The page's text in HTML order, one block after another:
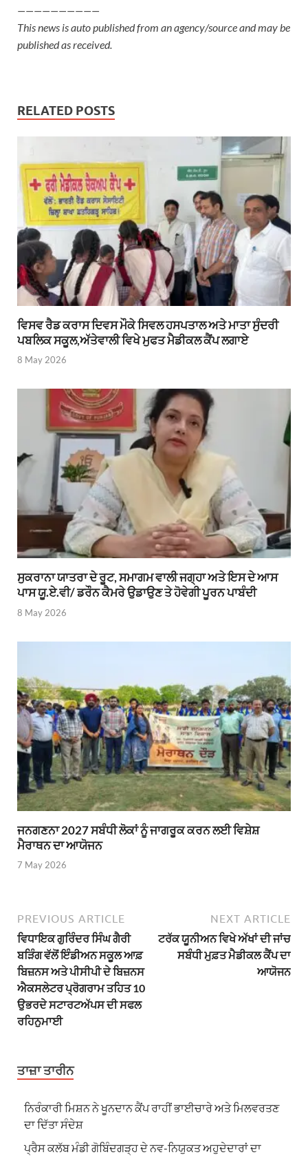
——————————
This news is auto published from an agency/source and may be
published as received.
RELATED POSTS
ਵਿਸਵ ਰੈਡ ਕਰਾਸ ਦਿਵਸ ਮੌਕੇ ਸਿਵਲ ਹਸਪਤਾਲ ਅਤੇ ਮਾਤਾ ਸੁੰਦਰੀ
ਪਬਲਿਕ ਸਕੂਲ,ਅੱਤੇਵਾਲੀ ਵਿਖੇ ਮੁਫਤ ਮੈਡੀਕਲ ਕੈਂਪ ਲਗਾਏ
8 May 2026
ਸੁਕਰਾਨਾ ਯਾਤਰਾ ਦੇ ਰੂਟ, ਸਮਾਗਮ ਵਾਲੀ ਜਗ੍ਹਾ ਅਤੇ ਇਸ ਦੇ ਆਸ
ਪਾਸ ਯੂ.ਏ.ਵੀ/ ਡਰੌਨ ਕੈਮਰੇ ਉਡਾਉਣ ਤੇ ਹੋਵੇਗੀ ਪੂਰਨ ਪਾਬੰਦੀ
8 May 2026
ਜਨਗਣਨਾ 2027 ਸਬੰਧੀ ਲੋਕਾਂ ਨੂੰ ਜਾਗਰੂਕ ਕਰਨ ਲਈ ਵਿਸ਼ੇਸ਼
ਮੈਰਾਥਨ ਦਾ ਆਯੋਜਨ
7 May 2026
PREVIOUS ARTICLE
ਵਿਧਾਇਕ ਗੁਰਿੰਦਰ ਸਿੰਘ ਗੈਰੀ
ਬੜਿੰਗ ਵੱਲੋਂ ਇੰਡੀਅਨ ਸਕੂਲ ਆਫ਼
ਬਿਜ਼ਨਸ ਅਤੇ ਪੀਸੀਪੀ ਦੇ ਬਿਜ਼ਨਸ
ਐਕਸਲੇਟਰ ਪ੍ਰੋਗਰਾਮ ਤਹਿਤ 10
ਉਭਰਦੇ ਸਟਾਰਟਅੱਪਸ ਦੀ ਸਫਲ
ਰਹਿਨੁਮਾਈ
NEXT ARTICLE
ਟਰੱਕ ਯੂਨੀਅਨ ਵਿਖੇ ਅੱਖਾਂ ਦੀ ਜਾਂਚ
ਸਬੰਧੀ ਮੁਫ਼ਤ ਮੈਡੀਕਲ ਕੈਂਪ ਦਾ
ਆਯੋਜਨ
ਤਾਜ਼ਾ ਤਾਰੀਨ
ਨਿਰੰਕਾਰੀ ਮਿਸ਼ਨ ਨੇ ਖੂਨਦਾਨ ਕੈਂਪ ਰਾਹੀਂ ਭਾਈਚਾਰੇ ਅਤੇ ਮਿਲਵਰਤਣ
ਦਾ ਦਿੱਤਾ ਸੰਦੇਸ਼
ਪ੍ਰੈਸ ਕਲੱਬ ਮੰਡੀ ਗੋਬਿੰਦਗੜ੍ਹ ਦੇ ਨਵ-ਨਿਯੁਕਤ ਅਹੁਦੇਦਾਰਾਂ ਦਾ